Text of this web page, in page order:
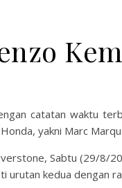
catatan waktu
yakni Marc
Sabtu (29/8/
urutan kedua dengan